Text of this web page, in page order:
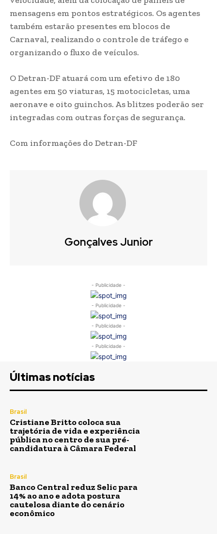
mensagens em pontos estratégicos. Os agentes
também estarão presentes em blocos de
Carnaval, realizando o controle de tráfego e
organizando o fluxo de veículos.
O Detran-DF atuará com um efetivo de 180
agentes em 50 viaturas, 15 motocicletas, uma
aeronave e oito guinchos. As blitzes poderão ser
integradas com outras forças de segurança.
Com informações do Detran-DF
Gonçalves Junior
- Publicidade -
- Publicidade -
- Publicidade -
- Publicidade -
Últimas notícias
Brasil
Cristiane Britto coloca sua
trajetória de vida e experiência
pública no centro de sua pré-
candidatura à Câmara Federal
Brasil
Banco Central reduz Selic para
14% ao ano e adota postura
cautelosa diante do cenário
econômico